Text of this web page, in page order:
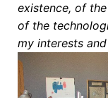
existence, of
of the
my interests